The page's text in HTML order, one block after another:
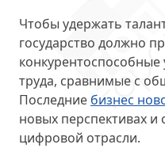
Чтобы удержать
государство должно
труда, сравнимые с
Последние бизнес
новых перспективах и
цифровой отрасли.